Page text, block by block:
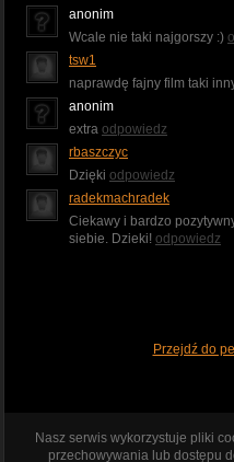
anonim
Wcale nie taki najgorszy :)
tsw1
naprawdę fajny film taki
anonim
extra odpowiedz
rbaszczyc
Dzięki odpowiedz
radekmachradek
Ciekawy i bardzo
siebie. Dzieki! odpowiedz
Przejdź do
Nasz serwis wykorzystuje pliki
przechowywania lub dostępu